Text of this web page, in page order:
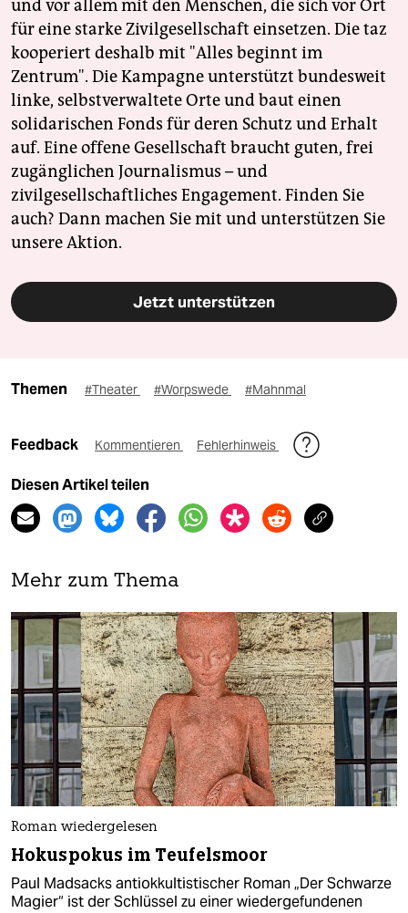
und vor allem mit den Menschen, die sich vor Ort
für eine starke Zivilgesellschaft einsetzen. Die taz
kooperiert deshalb mit "Alles beginnt im
Zentrum". Die Kampagne unterstützt bundesweit
linke, selbstverwaltete Orte und baut einen
solidarischen Fonds für deren Schutz und Erhalt
auf. Eine offene Gesellschaft braucht guten, frei
zugänglichen Journalismus – und
zivilgesellschaftliches Engagement. Finden Sie
auch? Dann machen Sie mit und unterstützen Sie
unsere Aktion.
Jetzt unterstützen
Themen #Theater #Worpswede #Mahnmal
Feedback Kommentieren Fehlerhinweis
Diesen Artikel teilen
Mehr zum Thema
Roman wiedergelesen
Hokuspokus im Teufelsmoor
Paul Madsacks antiokkultistischer Roman „Der Schwarze
Magier“ ist der Schlüssel zu einer wiedergefundenen